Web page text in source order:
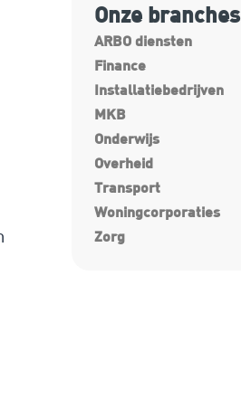
Onze branches
ARBO diensten
Finance
Installatiebedrijven
MKB
Onderwijs
Overheid
Transport
Woningcorporaties
Zorg